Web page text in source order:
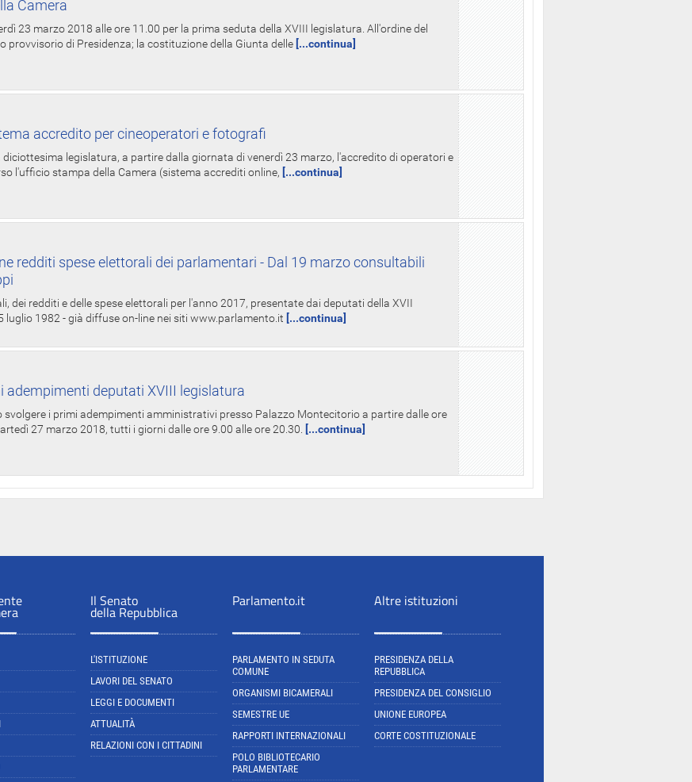
Camera
23 marzo 2018 alle ore 11.00 per la prima seduta della XVIII legislatura. All'ordine del
di Presidenza; la costituzione della Giunta delle [...continua]
accredito per cineoperatori e fotografi
legislatura, a partire dalla giornata di venerdì 23 marzo, l'accredito di operatori e
l'ufficio stampa della Camera (sistema accrediti online, [...continua]
redditi spese elettorali dei parlamentari - Dal 19 marzo consultabili
dei redditi e delle spese elettorali per l'anno 2017, presentate dai deputati della XVII
luglio 1982 - già diffuse on-line nei siti www.parlamento.it [...continua]
adempimenti deputati XVIII legislatura
i primi adempimenti amministrativi presso Palazzo Montecitorio a partire dalle ore
27 marzo 2018, tutti i giorni dalle ore 9.00 alle ore 20.30.
[...continua]
Il Senato
della Repubblica
L'ISTITUZIONE
LAVORI DEL SENATO
LEGGI E DOCUMENTI
ATTUALITÀ
RELAZIONI CON I CITTADINI
Parlamento.it
PARLAMENTO IN SEDUTA
COMUNE
ORGANISMI BICAMERALI
SEMESTRE UE
RAPPORTI INTERNAZIONALI
POLO BIBLIOTECARIO
PARLAMENTARE
Altre istituzioni
PRESIDENZA DELLA
REPUBBLICA
PRESIDENZA DEL CONSIGLIO
UNIONE EUROPEA
CORTE COSTITUZIONALE